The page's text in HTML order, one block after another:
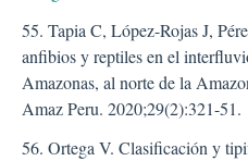
55. Tapia C, López-Rojas J,
anfibios y reptiles en el
Amazonas, al norte de la
Amaz Peru. 2020;29(2):321-51.
56. Ortega V. Clasificación y